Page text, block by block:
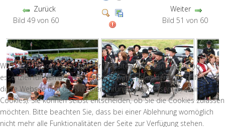
Zurück
Bild 49 von 60
Weiter
Bild 51 von 60
Wir nutzen Cookies auf unserer Website. Einige von ihnen sind
essenziell für den Betrieb der Seite, während andere uns helfen,
diese Website und die Nutzererfahrung zu verbessern (Tracking
Cookies). Sie können selbst entscheiden, ob Sie die Cookies zulassen
möchten. Bitte beachten Sie, dass bei einer Ablehnung womöglich
nicht mehr alle Funktionalitäten der Seite zur Verfügung stehen.